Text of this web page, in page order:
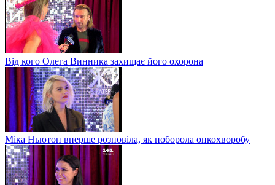
Від кого Олега Винника захищає його охорона
Міка Ньютон вперше розповіла, як поборола онкохворобу